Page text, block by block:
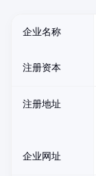
企业名称
注册资本
注册地址
企业网址